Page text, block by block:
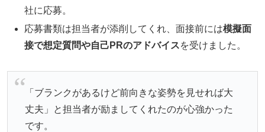
社に応募。
応募書類は担当者が添削してくれ、面接前には模擬面
接で想定質問や自己PRのアドバイスを受けました。
「ブランクがあるけど前向きな姿勢を見せれば大
丈夫」と担当者が励ましてくれたのが心強かった
です。